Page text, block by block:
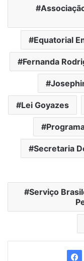
Equatorial
Fernanda
Lei Goyazes
Secretaria
Serviço